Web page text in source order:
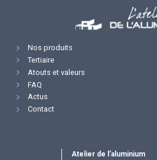
Nos produits
Tertiaire
Atouts et valeurs
FAQ
Actus
Contact
Atelier de l’aluminium